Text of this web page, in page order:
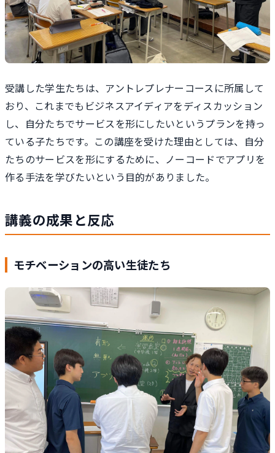
受講した学生たちは、アントレプレナーコースに所属して
おり、これまでもビジネスアイディアをディスカッション
し、自分たちでサービスを形にしたいというプランを持っ
ている子たちです。この講座を受けた理由としては、自分
たちのサービスを形にするために、ノーコードでアプリを
作る手法を学びたいという目的がありました。
講義の成果と反応
モチベーションの高い生徒たち